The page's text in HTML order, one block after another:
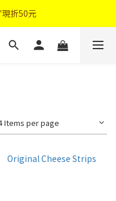
折50元
折50元
取會員禮"
折50元
Items per page